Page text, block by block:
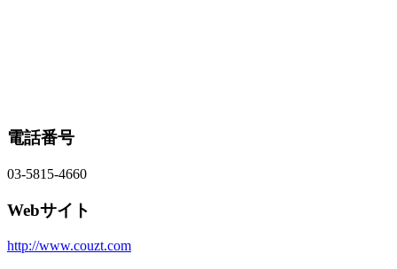
電話番号
03-5815-4660
Webサイト
http://www.couzt.com